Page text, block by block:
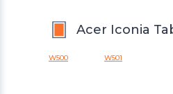
Acer Iconia
W500 W501